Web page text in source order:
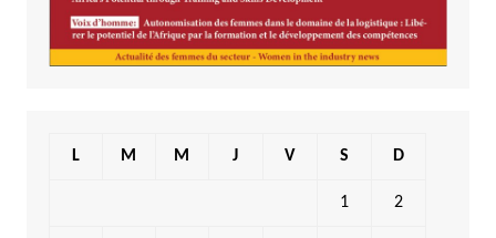
L M M J V S D
1 2